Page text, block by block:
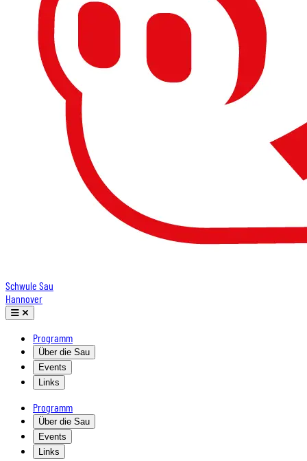
Schwule Sau
Hannover
Programm
Über die Sau
Events
Links
Programm
Über die Sau
Events
Links